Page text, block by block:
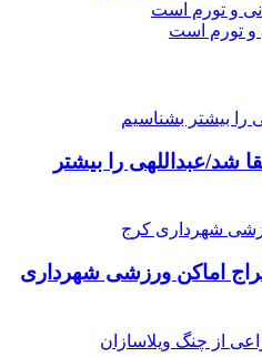
و تورم است
شد/عبداللهی را بیشتر
اماکن ورزشی شهرداری